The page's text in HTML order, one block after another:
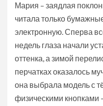
Мария – заядлая
читала только
электронную. Сперва
недель глаза начали
оттенка, а зимой
перчатках оказалось
она выбрала модель с
физическими кнопками